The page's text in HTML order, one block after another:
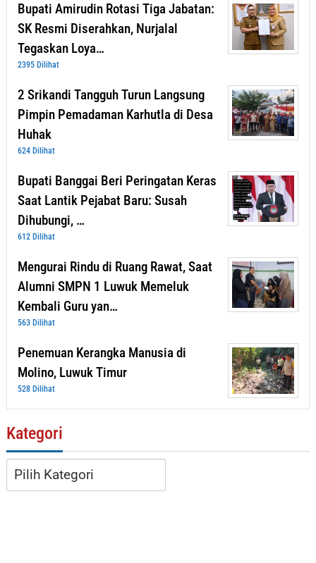
Bupati Amirudin Rotasi Tiga Jabatan:
SK Resmi Diserahkan, Nurjalal
Tegaskan Loya…
2395 Dilihat
2 Srikandi Tangguh Turun Langsung
Pimpin Pemadaman Karhutla di Desa
Huhak
624 Dilihat
Bupati Banggai Beri Peringatan Keras
Saat Lantik Pejabat Baru: Susah
Dihubungi, …
612 Dilihat
Mengurai Rindu di Ruang Rawat, Saat
Alumni SMPN 1 Luwuk Memeluk
Kembali Guru yan…
563 Dilihat
Penemuan Kerangka Manusia di
Molino, Luwuk Timur
528 Dilihat
Kategori
Kategori